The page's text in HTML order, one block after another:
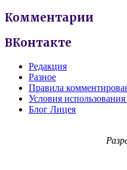
Комментарии
ВКонтакте
Редакция
Разное
Правила
Условия использования
Блог Лицея